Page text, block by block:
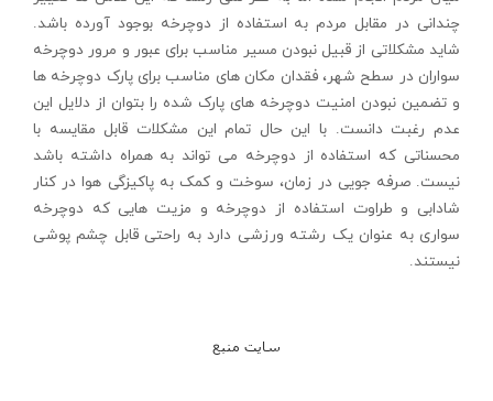
چندانی در مقابل مردم به استفاده از دوچرخه بوجود آورده باشد.
شاید مشکلاتی از قبیل نبودن مسیر مناسب برای عبور و مرور دوچرخه
سواران در سطح شهر، فقدان مکان های مناسب برای پارک دوچرخه ها
و تضمین نبودن امنیت دوچرخه های پارک شده را بتوان از دلایل این
عدم رغبت دانست. با این حال تمام این مشکلات قابل مقایسه با
محسناتی که استفاده از دوچرخه می تواند به همراه داشته باشد
نیست. صرفه جویی در زمان، سوخت و کمک به پاکیزگی هوا در کنار
شادابی و طراوت استفاده از دوچرخه و مزیت هایی که دوچرخه
سواری به عنوان یک رشته ورزشی دارد به راحتی قابل چشم پوشی
نیستند.
سايت منبع